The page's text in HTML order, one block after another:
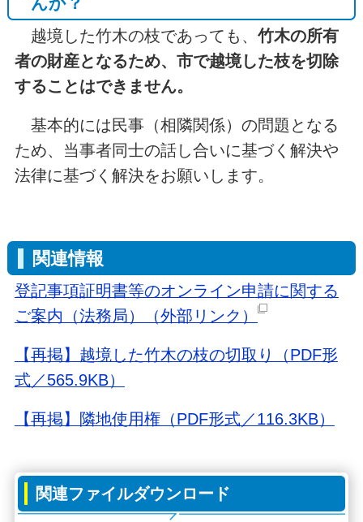
越境した竹⽊の枝であっても、 竹木の所有
者の財産となるため、市で越境した枝を切除
することはできません。
基本的には民事（相隣関係）の問題となる
ため、当事者同士の話し合いに基づく解決や
法律に基づく解決をお願いします。
関連情報
登記事項証明書等のオンライン申請に関する
ご案内（法務局）
（外部リンク）
【再掲】越境した⽵⽊の枝の切取り（PDF形
式／565.9KB）
【再掲】隣地使用権（PDF形式／116.3KB）
関連ファイルダウンロード